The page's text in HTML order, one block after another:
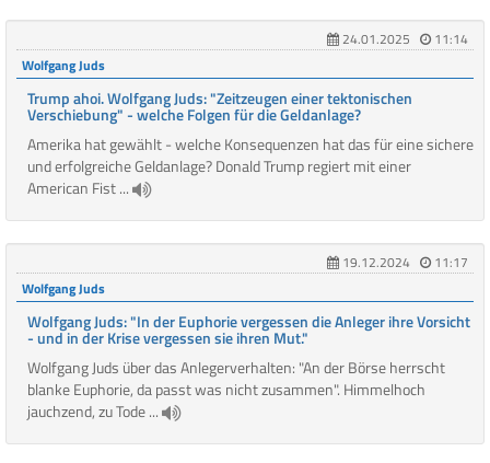
24.01.2025
11:14
Wolfgang Juds
Trump ahoi. Wolfgang Juds: "Zeitzeugen einer tektonischen
Verschiebung" - welche Folgen für die Geldanlage?
Amerika hat gewählt - welche Konsequenzen hat das für eine sichere
und erfolgreiche Geldanlage? Donald Trump regiert mit einer
American Fist ...
19.12.2024
11:17
Wolfgang Juds
Wolfgang Juds: "In der Euphorie vergessen die Anleger ihre Vorsicht
- und in der Krise vergessen sie ihren Mut."
Wolfgang Juds über das Anlegerverhalten: "An der Börse herrscht
blanke Euphorie, da passt was nicht zusammen". Himmelhoch
jauchzend, zu Tode ...